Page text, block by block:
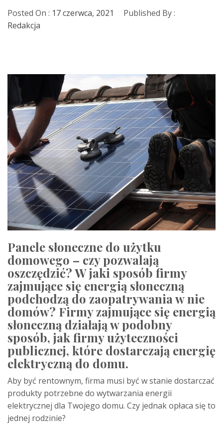
Posted On : 17 czerwca, 2021
Published By :
Redakcja
Panele słoneczne do użytku
domowego – czy pozwalają
oszczędzić? W jaki sposób firmy
zajmujące się energią słoneczną
podchodzą do zaopatrywania w nie
domów? Firmy zajmujące się energią
słoneczną działają w podobny
sposób, jak firmy użyteczności
publicznej, które dostarczają energię
elektryczną do domu.
Aby być rentownym, firma musi być w stanie dostarczać
produkty potrzebne do wytwarzania energii
elektrycznej dla Twojego domu. Czy jednak opłaca się to
jednej rodzinie?